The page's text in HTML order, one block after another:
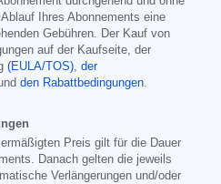
Ihres Abonnements eine
Gebühren. Der Kauf von
auf der Kaufseite, der
(EULA/TOS) der
den Rabattbedingungen
Preis gilt für die Dauer
Danach gelten die jeweils
Verlängerungen und/oder